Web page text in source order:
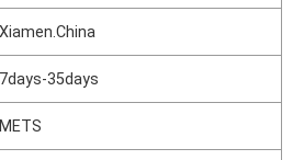
Xiamen.China
7days-35days
METS